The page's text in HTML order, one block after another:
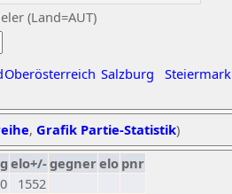
(Land=AUT)
Oberösterreich Salzburg Steiermark
, Grafik Partie-Statistik)
elo+/-gegnerelo pnr
0
1552